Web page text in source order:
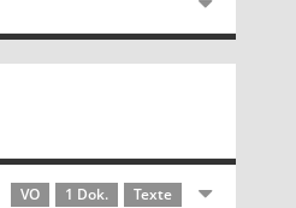
VO 1 Dok. Texte